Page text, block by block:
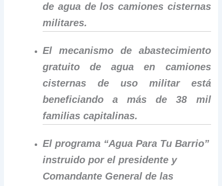
de agua de los camiones cisternas
militares.
El mecanismo de abastecimiento
gratuito de agua en camiones
cisternas de uso militar está
beneficiando a más de 38 mil
familias capitalinas.
El programa “Agua Para Tu Barrio”
instruido por el presidente y
Comandante General de las